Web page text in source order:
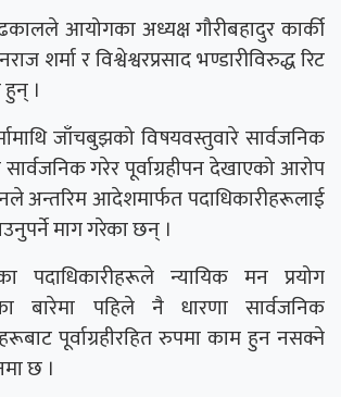
आयोगका अध्यक्ष गौरीबहादुर कार्की
शर्मा र विश्वेश्वरप्रसाद भण्डारीविरुद्ध रिट
।
जाँचबुझको विषयवस्तुवारे सार्वजनिक
सार्वजनिक गरेर पूर्वाग्रहीपन देखाएको आरोप
अन्तरिम आदेशमार्फत पदाधिकारीहरूलाई
माग गरेका छन् ।
पदाधिकारीहरूले न्यायिक मन प्रयोग
बारेमा पहिले नै धारणा सार्वजनिक
पूर्वाग्रहीरहित रुपमा काम हुन नसक्ने
छ ।